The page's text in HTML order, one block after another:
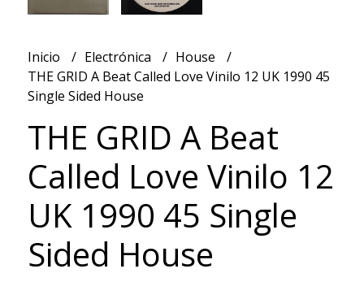
Inicio Electrónica
House
THE GRID A Beat Called Love Vinilo 12 UK 1990 45
Single Sided House
THE GRID A Beat
Called Love Vinilo 12
UK 1990 45 Single
Sided House